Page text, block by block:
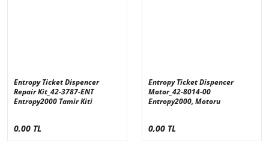
Entropy Ticket Dispencer
Repair Kit_42-3787-ENT
Entropy2000 Tamir Kiti
0,00 TL
Entropy Ticket Dispencer
Motor_42-8014-00
Entropy2000, Motoru
0,00 TL